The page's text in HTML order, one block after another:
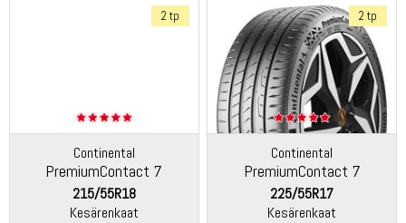
2 tp
Continental
PremiumContact 7
215/55R18
Kesärenkaat
2 tp
Continental
PremiumContact 7
225/55R17
Kesärenkaat